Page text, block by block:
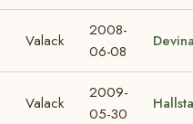
Valack
2008-
06-08
Valack
2009-
05-30